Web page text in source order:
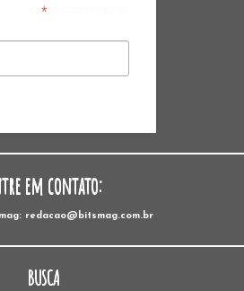
*indicates required
em contato:
redacao@bitsmag.com.br
BUSCA